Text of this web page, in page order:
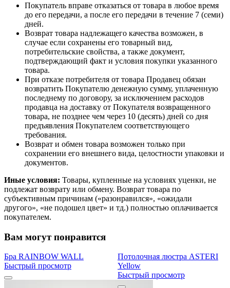
Покупатель вправе отказаться от товара в любое время
до его передачи, а после его передачи в течение 7 (семи)
дней.
Возврат товара надлежащего качества возможен, в
случае если сохранены его товарный вид,
потребительские свойства, а также документ,
подтверждающий факт и условия покупки указанного
товара.
При отказе потребителя от товара Продавец обязан
возвратить Покупателю денежную сумму, уплаченную
последнему по договору, за исключением расходов
продавца на доставку от Покупателя возвращенного
товара, не позднее чем через 10 (десять) дней со дня
предъявления Покупателем соответствующего
требования.
Возврат и обмен товара возможен только при
сохранении его внешнего вида, целостности упаковки и
документов.
Иные условия: Товары, купленные на условиях уценки, не
подлежат возврату или обмену. Возврат товара по
субъективным причинам («разонравился», «ожидали
другого», «не подошел цвет» и тд.) полностью оплачивается
покупателем.
Вам могут понравится
Бра RAINBOW WALL
Быстрый просмотр
Потолочная люстра ASTERI
Yellow
Быстрый просмотр